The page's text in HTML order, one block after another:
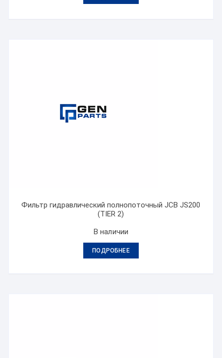
Фильтр гидравлический полнопоточный JCB JS200
(TIER 2)
В наличии
ПОДРОБНЕЕ